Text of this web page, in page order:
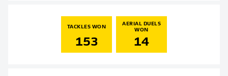
TACKLES WON
153
AERIAL DUELS
WON
14